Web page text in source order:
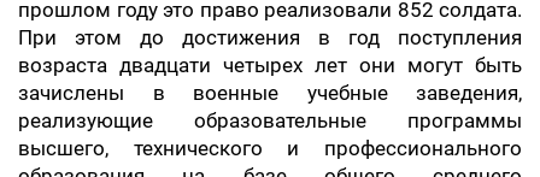
прошлом году это право реализовали 852 солдата.
При этом до достижения в год поступления
возраста двадцати четырех лет они могут быть
зачислены в военные учебные заведения,
реализующие образовательные программы
высшего, технического и профессионального